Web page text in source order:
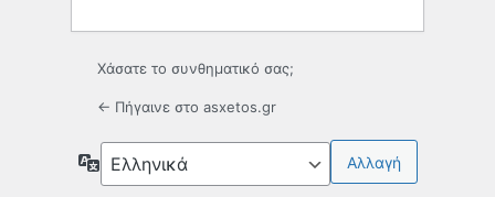
Χάσατε το συνθηματικό σας;
← Πήγαινε στο asxetos.gr
Γλώσσα